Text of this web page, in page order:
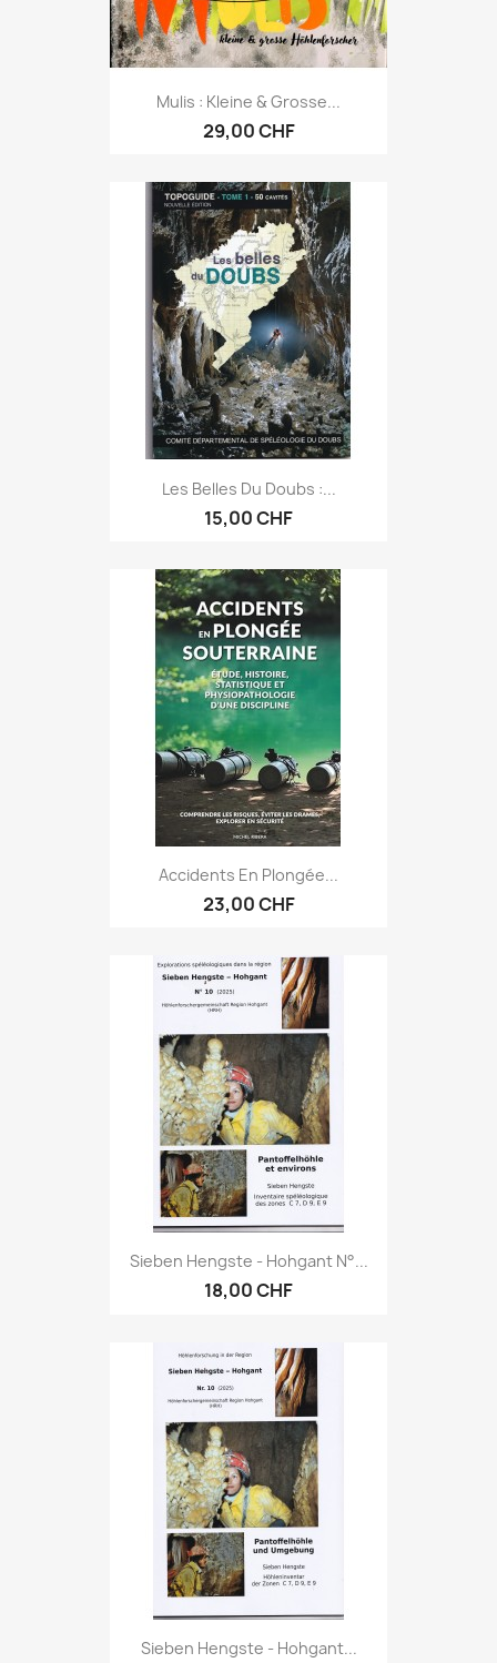
Mulis : Kleine & Grosse...
29,00 CHF
Les Belles Du Doubs :...
15,00 CHF
Accidents En Plongée...
23,00 CHF
Sieben Hengste - Hohgant N°...
18,00 CHF
Sieben Hengste - Hohgant...